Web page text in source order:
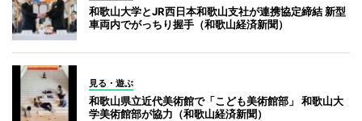
和歌山大学とJR西日本和歌山支社が連携協定締結 新型
車両内でがっちり握手（和歌山経済新聞）
見る・遊ぶ
和歌山県立近代美術館で「こども美術館部」 和歌山大
学美術館部が協力（和歌山経済新聞）